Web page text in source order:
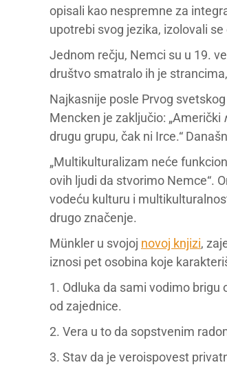
opisali kao nespremne za
upotrebi svog jezika, izolovali
Jednom rečju, Nemci su u 19.
društvo smatralo ih je
Najkasnije posle Prvog
Mencken je zaključio: „Američki
drugu grupu, čak ni Irce.“
„Multikulturalizam neće
ovih ljudi da stvorimo Nemce“.
vodeću kulturu i
drugo značenje.
Münkler u svojoj novoj knjizi,
iznosi pet osobina koje
1. Odluka da sami vodimo
od zajednice.
2. Vera u to da sopstvenim
3. Stav da je veroispovest